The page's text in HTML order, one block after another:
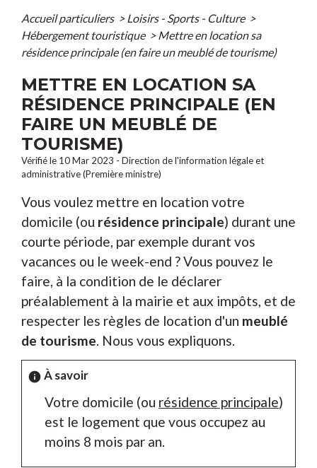
Accueil particuliers > Loisirs - Sports - Culture >
Hébergement touristique > Mettre en location sa
résidence principale (en faire un meublé de tourisme)
METTRE EN LOCATION SA
RÉSIDENCE PRINCIPALE (EN
FAIRE UN MEUBLÉ DE
TOURISME)
Vérifié le 10 Mar 2023 - Direction de l'information légale et
administrative (Première ministre)
Vous voulez mettre en location votre
domicile (ou résidence principale) durant une
courte période, par exemple durant vos
vacances ou le week-end ? Vous pouvez le
faire, à la condition de le déclarer
préalablement à la mairie et aux impôts, et de
respecter les règles de location d'un meublé
de tourisme . Nous vous expliquons.
info À savoir
Votre domicile (ou résidence principale)
est le logement que vous occupez au
moins 8 mois par an.